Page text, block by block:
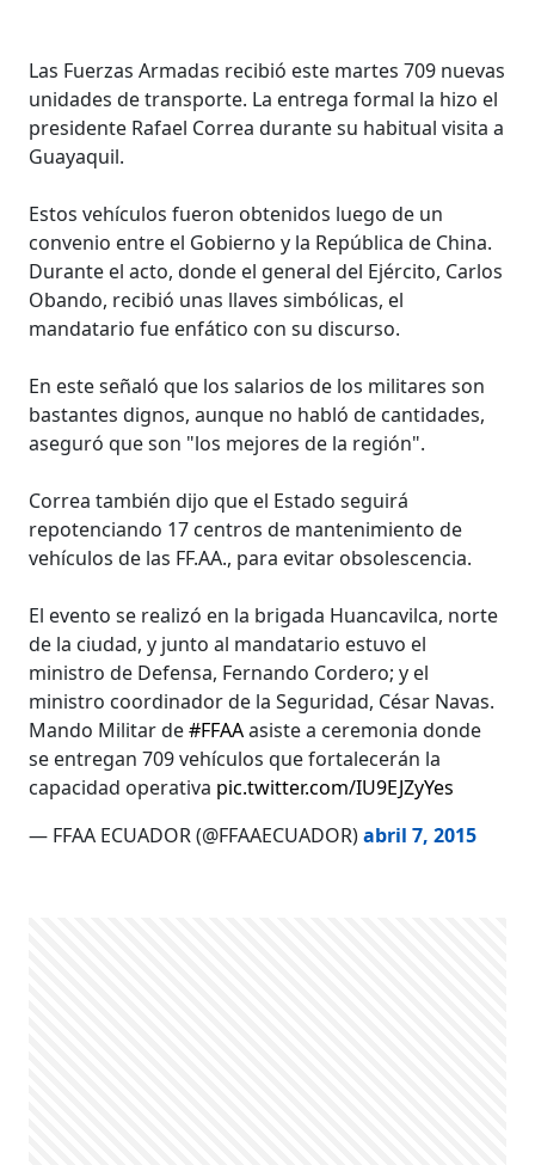
Las Fuerzas Armadas recibió este martes 709 nuevas
unidades de transporte. La entrega formal la hizo el
presidente Rafael Correa durante su habitual visita a
Guayaquil.
Estos vehículos fueron obtenidos luego de un
convenio entre el Gobierno y la República de China.
Durante el acto, donde el general del Ejército, Carlos
Obando, recibió unas llaves simbólicas, el
mandatario fue enfático con su discurso.
En este señaló que los salarios de los militares son
bastantes dignos, aunque no habló de cantidades,
aseguró que son "los mejores de la región".
Correa también dijo que el Estado seguirá
repotenciando 17 centros de mantenimiento de
vehículos de las FF.AA., para evitar obsolescencia.
El evento se realizó en la brigada Huancavilca, norte
de la ciudad, y junto al mandatario estuvo el
ministro de Defensa, Fernando Cordero; y el
ministro coordinador de la Seguridad, César Navas.
Mando Militar de#FFAAasiste a ceremonia donde
se entregan 709 vehículos que fortalecerán la
capacidad operativa pic.twitter.com/IU9EJZyYes
— FFAA ECUADOR (@FFAAECUADOR)abril 7, 2015